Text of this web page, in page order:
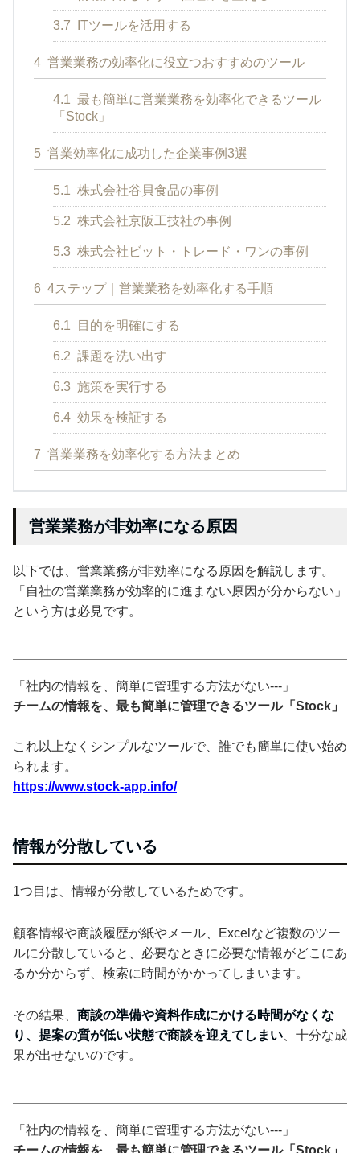
3.7 ITツールを活用する
4 営業業務の効率化に役立つおすすめのツール
4.1 最も簡単に営業業務を効率化できるツール
「Stock」
5 営業効率化に成功した企業事例3選
5.1 株式会社谷貝食品の事例
5.2 株式会社京阪工技社の事例
5.3 株式会社ビット・トレード・ワンの事例
6 4ステップ｜営業業務を効率化する手順
6.1 目的を明確にする
6.2 課題を洗い出す
6.3 施策を実行する
6.4 効果を検証する
7 営業業務を効率化する方法まとめ
営業業務が非効率になる原因
以下では、営業業務が非効率になる原因を解説します。
「自社の営業業務が効率的に進まない原因が分からない」
という方は必見です。
「社内の情報を、簡単に管理する方法がない---」
チームの情報を、最も簡単に管理できるツール「Stock」
これ以上なくシンプルなツールで、誰でも簡単に使い始め
られます。
https://www.stock-app.info/
情報が分散している
1つ目は、情報が分散しているためです。
顧客情報や商談履歴が紙やメール、Excelなど複数のツー
ルに分散していると、必要なときに必要な情報がどこにあ
るか分からず、検索に時間がかかってしまいます。
その結果、 商談の準備や資料作成にかける時間がなくな
り、提案の質が低い状態で商談を迎えてしまい 、十分な成
果が出せないのです。
「社内の情報を、簡単に管理する方法がない---」
チームの情報を、最も簡単に管理できるツール「Stock」